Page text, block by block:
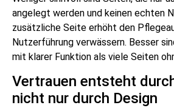
angelegt werden und keinen echten
zusätzliche Seite erhöht den
Nutzerführung verwässern. Besser
mit klarer Funktion als viele Seiten
Vertrauen entsteht
nicht nur durch Design